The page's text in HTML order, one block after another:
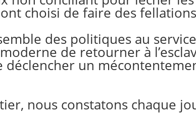
choisi de faire des
des politiques au
de retourner à
un
nous constatons chaque